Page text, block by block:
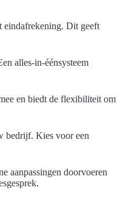
eindafrekening. Dit geeft
alles-in-éénsysteem
en biedt de flexibiliteit om
bedrijf. Kies voor een
aanpassingen doorvoeren